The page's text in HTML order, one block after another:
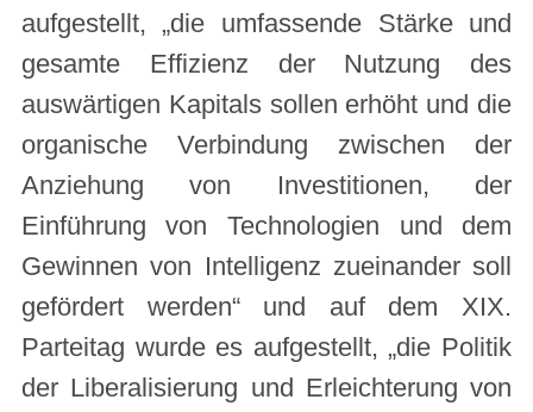
aufgestellt, „die umfassende Stärke und
gesamte Effizienz der Nutzung des
auswärtigen Kapitals sollen erhöht und die
organische Verbindung zwischen der
Anziehung von Investitionen, der
Einführung von Technologien und dem
Gewinnen von Intelligenz zueinander soll
gefördert werden“ und auf dem XIX.
Parteitag wurde es aufgestellt, „die Politik
der Liberalisierung und Erleichterung von